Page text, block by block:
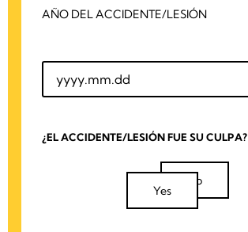
AÑO DEL ACCIDENTE/LESIÓN
¿EL ACCIDENTE/LESIÓN FUE SU CULPA?
No
Yes